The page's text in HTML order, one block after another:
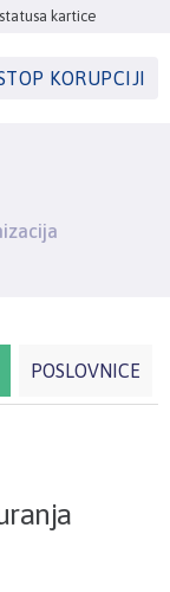
kartice
KORUPCIJI
POSLOVNICE